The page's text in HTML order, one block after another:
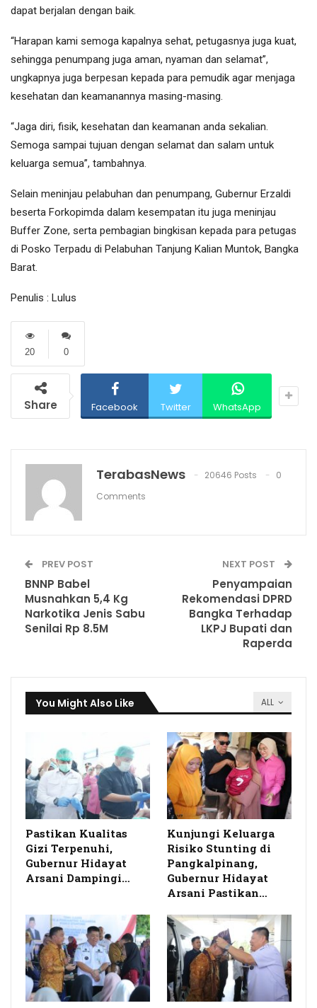
dapat berjalan dengan baik.
“Harapan kami semoga kapalnya sehat, petugasnya juga kuat,
sehingga penumpang juga aman, nyaman dan selamat”,
ungkapnya juga berpesan kepada para pemudik agar menjaga
kesehatan dan keamanannya masing-masing.
“Jaga diri, fisik, kesehatan dan keamanan anda sekalian.
Semoga sampai tujuan dengan selamat dan salam untuk
keluarga semua”, tambahnya.
Selain meninjau pelabuhan dan penumpang, Gubernur Erzaldi
beserta Forkopimda dalam kesempatan itu juga meninjau
Buffer Zone, serta pembagian bingkisan kepada para petugas
di Posko Terpadu di Pelabuhan Tanjung Kalian Muntok, Bangka
Barat.
Penulis : Lulus
0
20
Share Facebook Twitter WhatsApp
TerabasNews 20646 Posts
0
Comments
PREV POST
BNNP Babel
Musnahkan 5,4 Kg
Narkotika Jenis Sabu
Senilai Rp 8.5M
NEXT POST
Penyampaian
Rekomendasi DPRD
Bangka Terhadap
LKPJ Bupati dan
Raperda
ALL
You Might Also Like
Pastikan Kualitas
Gizi Terpenuhi,
Gubernur Hidayat
Arsani Dampingi…
Kunjungi Keluarga
Risiko Stunting di
Pangkalpinang,
Gubernur Hidayat
Arsani Pastikan…